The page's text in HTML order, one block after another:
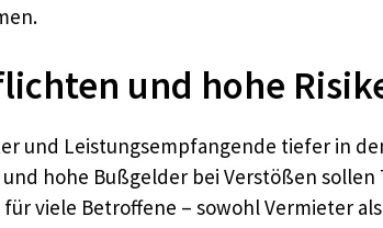
und hohe
und Leistungsempfangende tiefer in
hohe Bußgelder bei Verstößen
viele Betroffene – sowohl Vermieter